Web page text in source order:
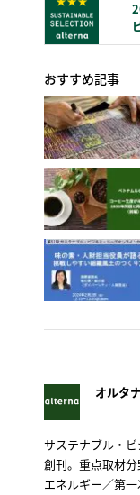
おすすめ記事
オルタ
サステナブル・
創刊。重点取材
エネルギー／第